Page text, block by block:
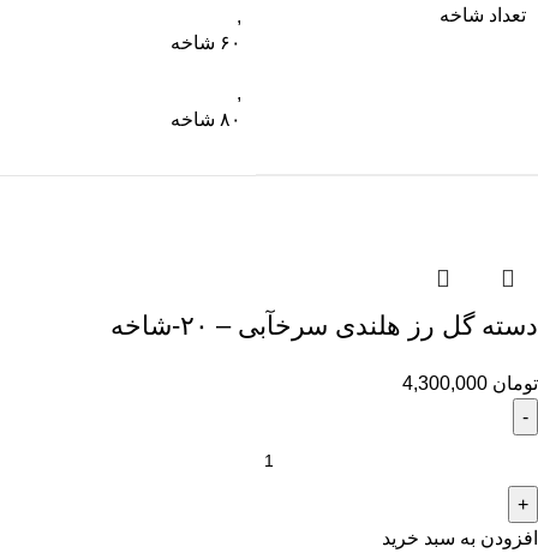
تعداد شاخه
,
۶۰ شاخه
,
۸۰ شاخه
دسته گل رز هلندی سرخآبی – ۲۰-شاخه
تومان
افزودن به سبد خرید